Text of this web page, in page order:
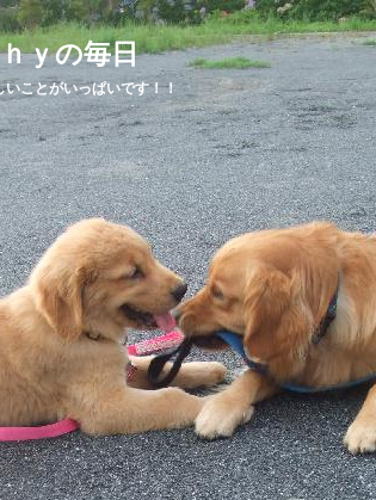
ｙの毎日
ことがいっぱいです！！